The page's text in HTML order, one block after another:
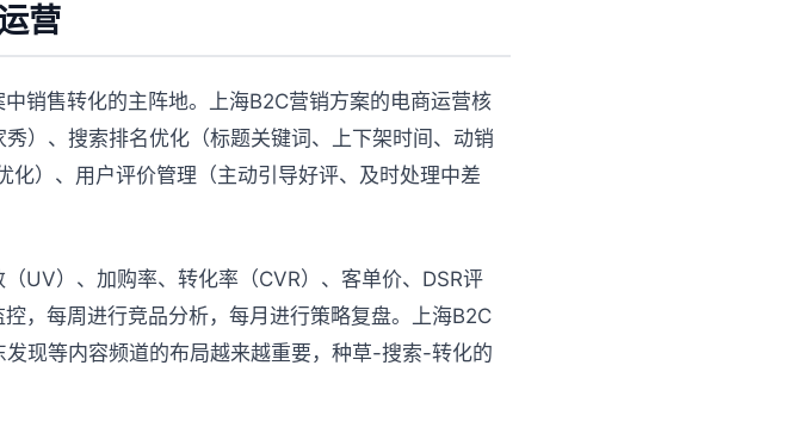
营
销售转化的主阵地。上海B2C营销方案的电商运营核
）、搜索排名优化（标题关键词、上下架时间、动销
）、用户评价管理（主动引导好评、及时处理中差
UV）、加购率、转化率（CVR）、客单价、DSR评
，每周进行竞品分析，每月进行策略复盘。上海B2C
现等内容频道的布局越来越重要，种草-搜索-转化的